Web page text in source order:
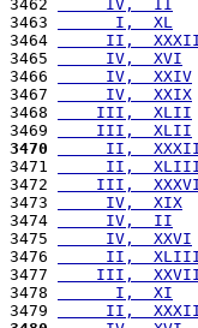
3462
     IV,  II
3463
      I,  XL
3464
II,
3465
     IV,  XVI
3466
     IV,  XXIV
3467
     IV,  XXIX
3468
    III,  XLII
3469
    III,  XLII
3470
II,
3471
II,
3472
III,
3473
     IV,  XIX
3474
     IV,  II
3475
     IV,  XXVI
3476
II,
3477
III,
3478
      I,  XI
3479
II,